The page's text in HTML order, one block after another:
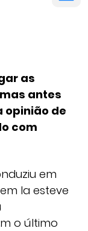
as
antes
opinião de
com
em
la esteve
o último